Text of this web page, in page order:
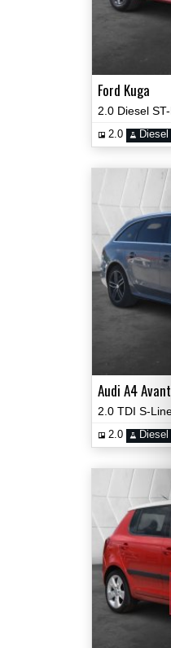
Ford Kuga
2.0 Diesel
Audi A4 Avant
2.0 Diesel